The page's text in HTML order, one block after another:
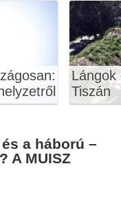
Lángok
Tiszán
a háború –
A MUISZ